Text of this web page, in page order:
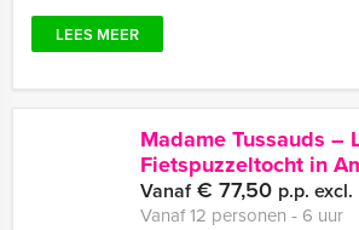
LEES MEER
Madame Tussauds –
Fietspuzzeltocht in
Vanaf€ 77,50 p.p. excl.
Vanaf 12 personen ‐ 6 uur